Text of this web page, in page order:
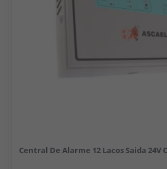
Central De Alarme 12 Lacos Saida 24V